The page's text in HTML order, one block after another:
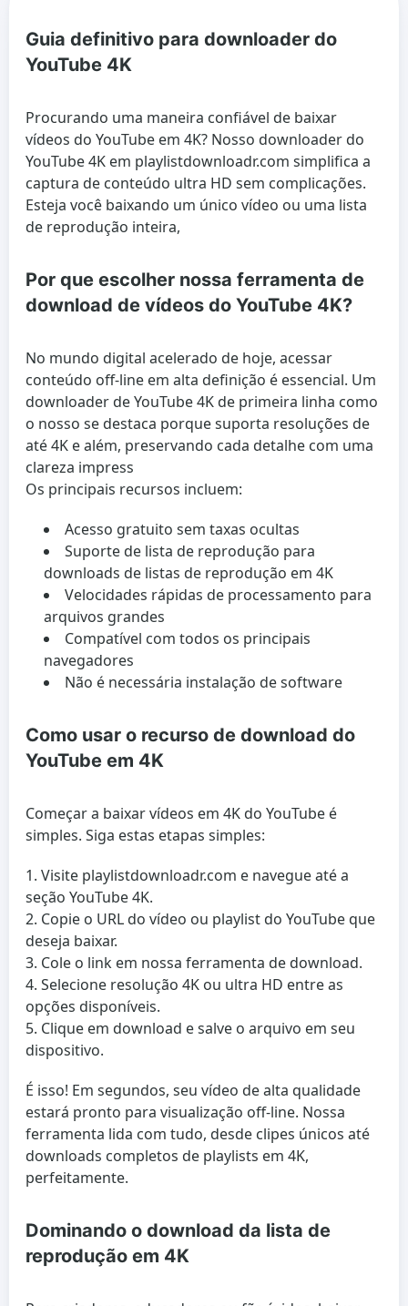
Guia definitivo para downloader do
YouTube 4K
Procurando uma maneira confiável de baixar
vídeos do YouTube em 4K? Nosso downloader do
YouTube 4K em playlistdownloadr.com simplifica a
captura de conteúdo ultra HD sem complicações.
Esteja você baixando um único vídeo ou uma lista
de reprodução inteira,
Por que escolher nossa ferramenta de
download de vídeos do YouTube 4K?
No mundo digital acelerado de hoje, acessar
conteúdo off-line em alta definição é essencial. Um
downloader de YouTube 4K de primeira linha como
o nosso se destaca porque suporta resoluções de
até 4K e além, preservando cada detalhe com uma
clareza impress
Os principais recursos incluem:
Acesso gratuito sem taxas ocultas
Suporte de lista de reprodução para
downloads de listas de reprodução em 4K
Velocidades rápidas de processamento para
arquivos grandes
Compatível com todos os principais
navegadores
Não é necessária instalação de software
Como usar o recurso de download do
YouTube em 4K
Começar a baixar vídeos em 4K do YouTube é
simples. Siga estas etapas simples:
Visite playlistdownloadr.com e navegue até a
seção YouTube 4K.
Copie o URL do vídeo ou playlist do YouTube que
deseja baixar.
Cole o link em nossa ferramenta de download.
Selecione resolução 4K ou ultra HD entre as
opções disponíveis.
Clique em download e salve o arquivo em seu
dispositivo.
É isso! Em segundos, seu vídeo de alta qualidade
estará pronto para visualização off-line. Nossa
ferramenta lida com tudo, desde clipes únicos até
downloads completos de playlists em 4K,
perfeitamente.
Dominando o download da lista de
reprodução em 4K